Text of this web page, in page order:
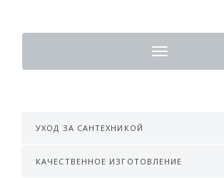
Toggle
navigation
УХОД ЗА САНТЕХНИКОЙ
КАЧЕСТВЕННОЕ ИЗГОТОВЛЕНИЕ